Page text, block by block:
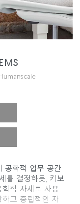
공학적 업무 공간
를 결정하듯, 키보
적 자세로 사용
고 중립적인 자